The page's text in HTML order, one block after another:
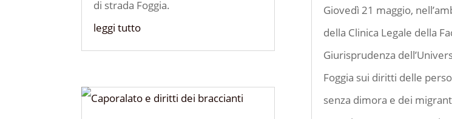
di strada Foggia.
leggi tutto
Giovedì 21 maggio,
della Clinica Legale della
Giurisprudenza
Foggia sui diritti delle
senza dimora e dei